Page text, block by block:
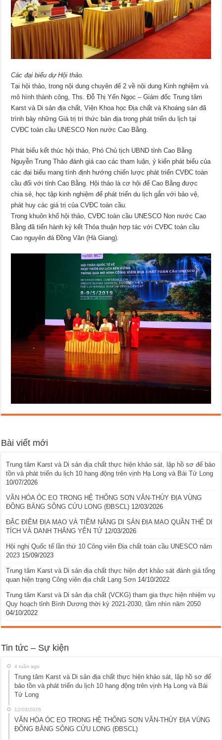
Các đại biểu dự Hội thảo.
Tại hội thảo, trong nội dung chuyên để 2 về nội dung Kinh nghiệm và
mô hình thành công, Ths. Đỗ Thị Yến Ngọc – Giám đốc Trung tâm
Karst và Di sản địa chất, Viện Khoa học Địa chất và Khoáng sản đã
trình bày những Giá trị tri thức bản địa trong phát triển du lịch tại
CVĐC toàn cầu UNESCO Non nước Cao Bằng.
Phát biểu kết thúc hội thảo, Phó Chủ tịch UBND tỉnh Cao Bằng
Nguyễn Trung Thảo đánh giá cao các tham luận, ý kiến phát biểu của
các đại biểu mang tính định hướng chiến lược phát triển CVĐC toàn
cầu đối với tỉnh Cao Bằng. Hội thảo là cơ hội để Cao Bằng được
chia sẻ, học tập kinh nghiệm để phát triển du lịch gắn với bảo vệ,
phát huy các giá trị của CVĐC toàn cầu.
Trong khuôn khổ hội thảo, CVĐC toàn cầu UNESCO Non nước Cao
Bằng đã tiến hành ký kết Thỏa thuận hợp tác với CVĐC toàn cầu
Cao nguyên đá Đồng Văn (Hà Giang).
Bài viết mới
Trung tâm Karst và Di sản địa chất thực hiện khảo sát, lập hồ sơ để bảo
tồn và phát triển du lịch 10 hang động trên vịnh Hạ Long và Bái Tử Long
10/07/2026
VĂN HÓA ÓC EO TRONG HỆ THỐNG SƠN VĂN-THỦY ĐỊA VÙNG
ĐỒNG BẰNG SÔNG CỬU LONG (ĐBSCL) 12/03/2026
ĐẶC ĐIỂM ĐỊA MẠO VÀ TIỀM NĂNG DI SẢN ĐỊA MẠO QUẦN THỂ DI
TÍCH VÀ DANH THẮNG YÊN TỬ 12/03/2026
Hội nghị Quốc tế lần thứ 10 Công viên Địa chất toàn cầu UNESCO năm
2023 15/09/2023
Trung tâm Karst và Di sản địa chất thực hiện đợt khảo sát đánh giá tổng
quan hiện trạng Công viên địa chất Lạng Sơn 14/10/2022
Trung tâm Karst và Di sản địa chất (VCKG) tham gia thực hiện nhiệm vụ
Quy hoạch tỉnh Bình Dương thời kỳ 2021-2030, tầm nhìn năm 2050
04/10/2022
Tin tức – Sự kiện
4 tuần ago
Trung tâm Karst và Di sản địa chất thực hiện khảo sát, lập hồ sơ để
bảo tồn và phát triển du lịch 10 hang động trên vịnh Hạ Long và Bái
Tử Long
12/03/2026
VĂN HÓA ÓC EO TRONG HỆ THỐNG SƠN VĂN-THỦY ĐỊA VÙNG
ĐỒNG BẰNG SÔNG CỬU LONG (ĐBSCL)